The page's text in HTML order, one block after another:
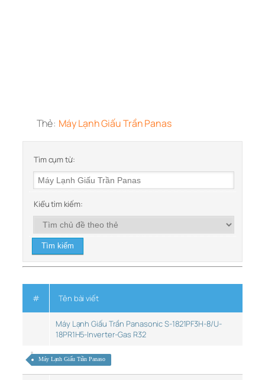
Thẻ: Máy Lạnh Giấu Trần Panas
Tìm cụm từ:
Kiểu tìm kiếm:
# Tên bài viết
Máy Lạnh Giấu Trần Panasonic S-1821PF3H-8/U-
18PR1H5-Inverter-Gas R32
Máy Lạnh Giấu Trần Panaso